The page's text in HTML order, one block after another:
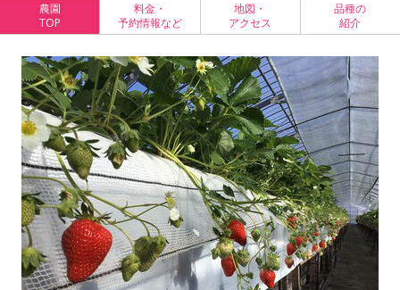
農園
TOP
料金・
予約情報など
地図・
アクセス
品種の
紹介